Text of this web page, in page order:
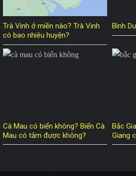
Trà Vinh ở miền nào? Trà Vinh
có bao nhiêu huyện?
Bình
Cà Mau có biển không? Biển Cà
Mau có tắm được không?
Bắc
Giang